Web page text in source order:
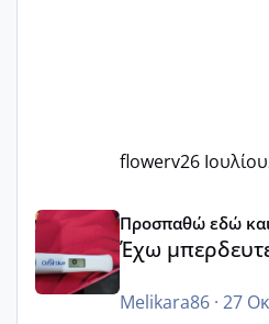
flowerv26 Ιουλίου
Έχω μπερδευτεί
Προσπαθώ εδώ
Έχω
Melikara86· 27